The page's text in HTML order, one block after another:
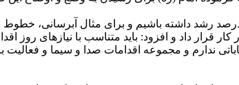
داد و افزود: باید متناسب با نیازهای روز
ندارم و مجموعه اقدامات صدا و سیما و